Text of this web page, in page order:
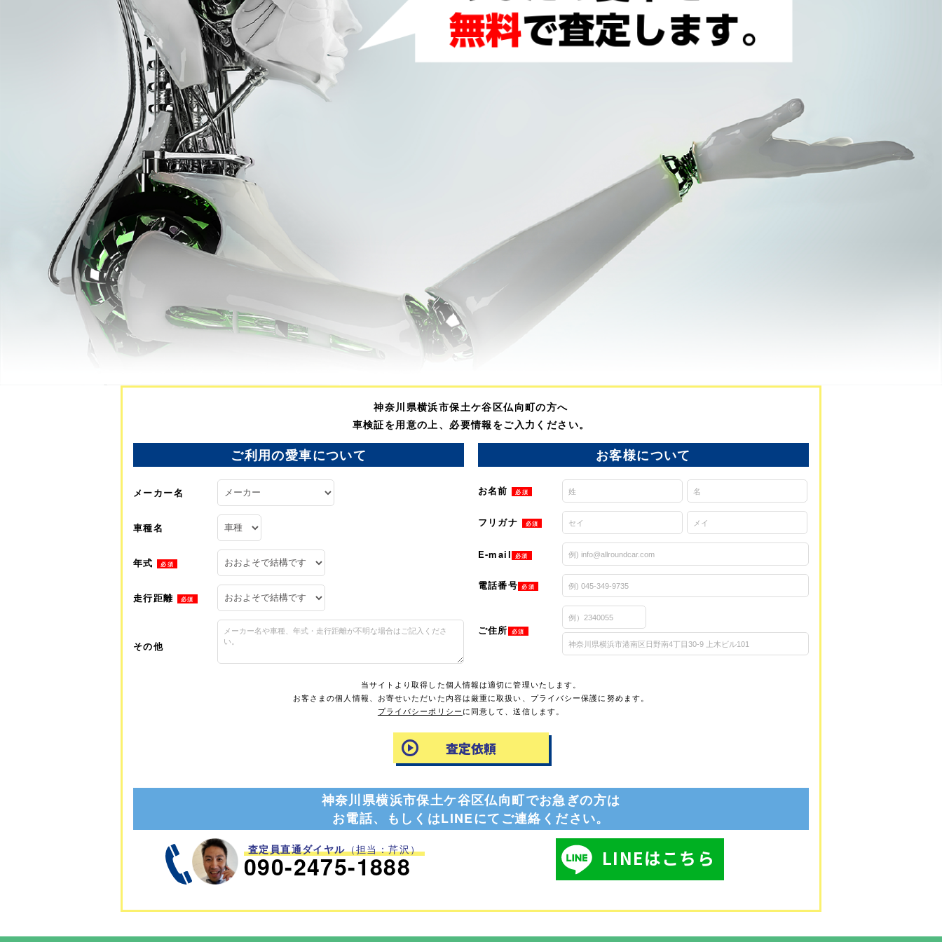
神奈川県横浜市保土ケ谷区仏向町の方へ
車検証を用意の上、必要情報をご入力ください。
ご利用の愛車について
メーカー名
車種名
年式 必須
走行距離 必須
その他
お客様について
お名前 必須
フリガナ 必須
E-mail 必須
電話番号 必須
ご住所 必須
当サイトより取得した個人情報は適切に管理いたします。
お客さまの個人情報、お寄せいただいた内容は厳重に取扱い、プライバシー保護に努めます。
プライバシーポリシーに同意して、送信します。
神奈川県横浜市保土ケ谷区仏向町でお急ぎの方は
お電話、もしくはLINEにてご連絡ください。
査定員直通ダイヤル（担当：芹沢）
090-2475-1888 LINEはこちら